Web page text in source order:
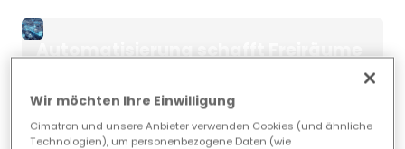
Automatisierung schafft Freiräume
Erfahren Sie mehr
Wir möchten Ihre Einwilligung
Cimatron und unsere Anbieter verwenden Cookies (und ähnliche
Technologien), um personenbezogene Daten (wie